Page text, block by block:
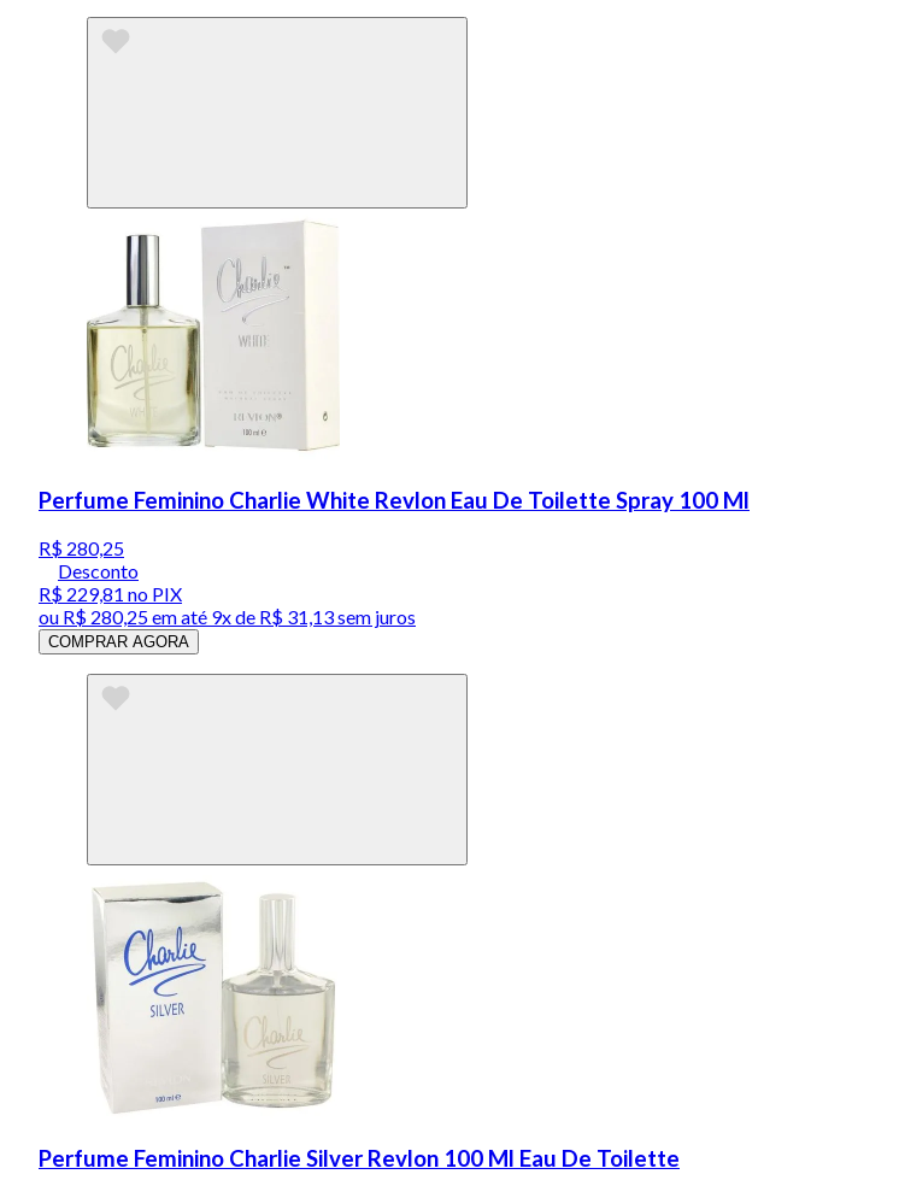
Perfume Feminino Charlie White Revlon Eau De Toilette Spray 100 Ml
R$ 280,25
Desconto
R$ 229,81 no PIX
ou R$ 280,25em até 9x de R$ 31,13 sem juros
COMPRAR AGORA
Perfume Feminino Charlie Silver Revlon 100 Ml Eau De Toilette